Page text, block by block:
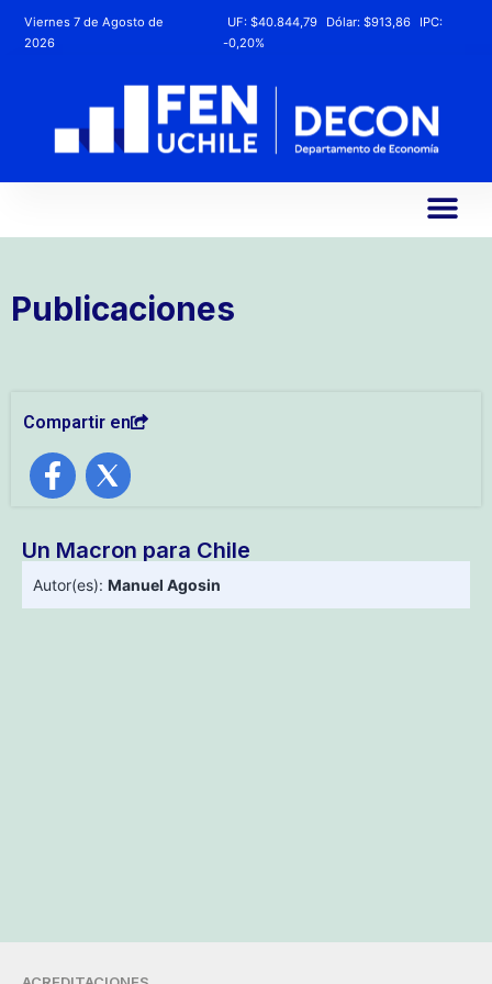
Viernes 7 de Agosto de
2026
UF: $40.844,79 Dólar: $913,86
IPC:
-0,20%
Publicaciones
Compartir en
Un Macron para Chile
Autor(es): Manuel Agosin